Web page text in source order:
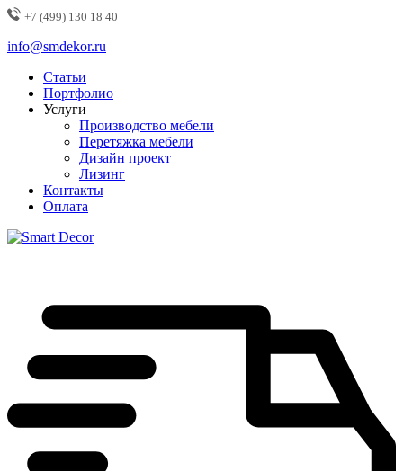
+7 (499) 130 18 40
info@smdekor.ru
Статьи
Портфолио
Услуги
Производство мебели
Перетяжка мебели
Дизайн проект
Лизинг
Контакты
Оплата